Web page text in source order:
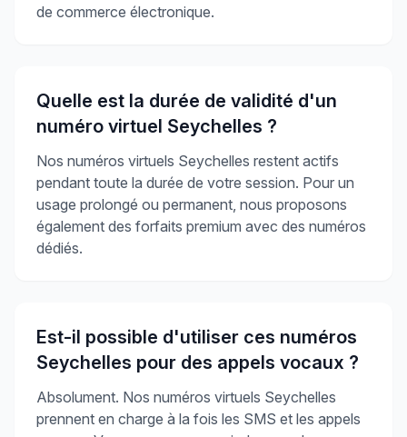
de commerce électronique.
Quelle est la durée de validité d'un
numéro virtuel Seychelles ?
Nos numéros virtuels Seychelles restent actifs
pendant toute la durée de votre session. Pour un
usage prolongé ou permanent, nous proposons
également des forfaits premium avec des numéros
dédiés.
Est-il possible d'utiliser ces numéros
Seychelles pour des appels vocaux ?
Absolument. Nos numéros virtuels Seychelles
prennent en charge à la fois les SMS et les appels